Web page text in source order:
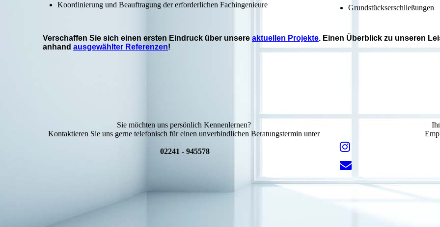
Koordinierung und Beauftragung der erforderlichen Fachingenieure
Grundstückserschließungen
Verschaffen Sie sich einen ersten Eindruck über unsere aktuellen Projekte. Einen Überblick zu unseren
anhand ausgewählter Referenzen!
Sie möchten uns persönlich Kennenlernen?
Kontaktieren Sie uns gerne telefonisch für einen unverbindlichen Beratungstermin unter
02241 - 945578